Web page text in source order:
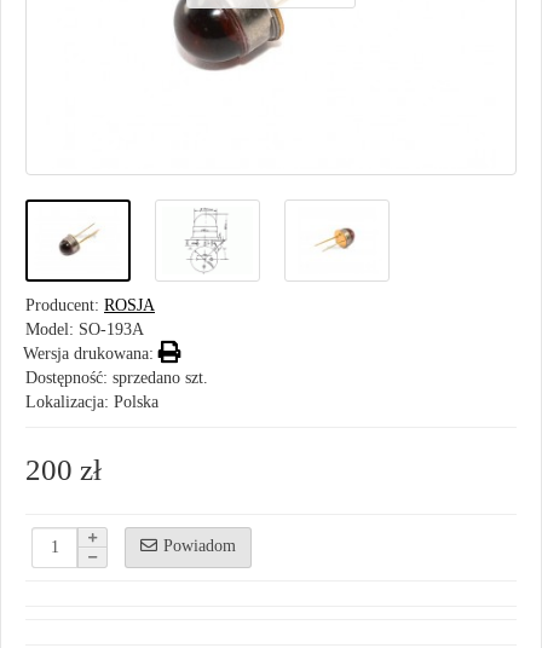
Producent: ROSJA
Model: SO-193A
Wersja drukowana:
Dostępność: sprzedano szt.
Lokalizacja: Polska
200 zł
Powiadom